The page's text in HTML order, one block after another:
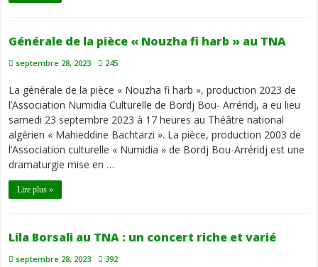
Générale de la pièce « Nouzha fi harb » au TNA
septembre 28, 2023 245
La générale de la pièce « Nouzha fi harb », production 2023 de
l’Association Numidia Culturelle de Bordj Bou- Arréridj, a eu lieu
samedi 23 septembre 2023 à 17 heures au Théâtre national
algérien « Mahieddine Bachtarzi ». La pièce, production 2003 de
l’Association culturelle « Numidia » de Bordj Bou-Arréridj est une
dramaturgie mise en …
Lire plus »
Lila Borsali au TNA : un concert riche et varié
septembre 28, 2023 392